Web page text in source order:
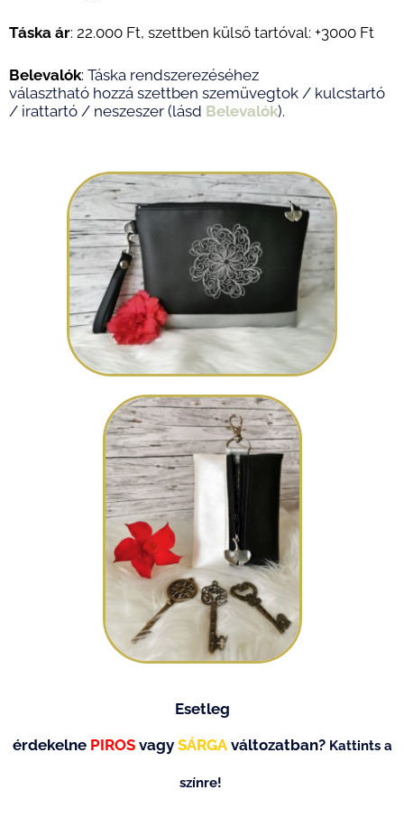
Táska ár: 22.000 Ft, szettben külső tartóval: +3000 Ft
Belevalók: Táska rendszerezéséhez
választható hozzá szettben szemüvegtok / kulcstartó
/ irattartó / neszeszer (lásd Belevalók).
Esetleg
érdekelne PIROS vagy SÁRGA változatban? Kattints a
színre!